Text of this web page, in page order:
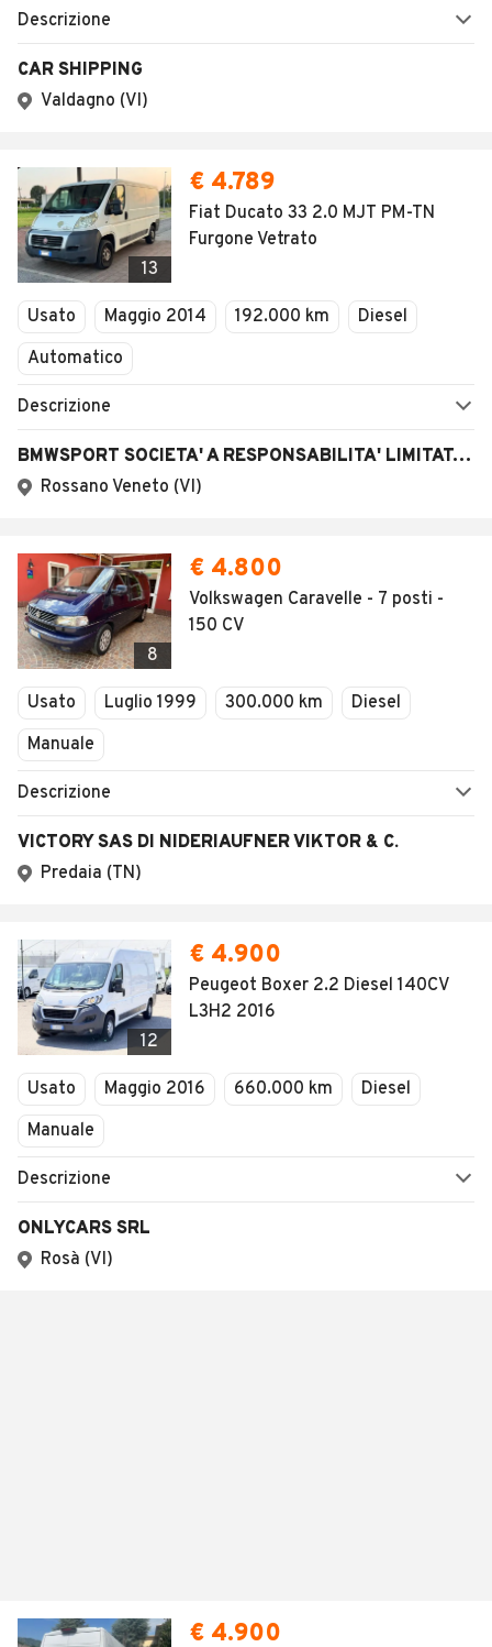
Descrizione
CAR SHIPPING
Valdagno (VI)
13
€ 4.789
Fiat Ducato 33 2.0 MJT PM-TN
Furgone Vetrato
Usato Maggio 2014 192.000 km
Diesel
Automatico
Descrizione
BMWSPORT SOCIETA' A RESPONSABILITA' LIMITATA SEMPLIFICATA
Rossano Veneto (VI)
8
€ 4.800
Volkswagen Caravelle - 7 posti -
150 CV
Usato Luglio 1999 300.000 km
Diesel
Manuale
Descrizione
VICTORY SAS DI NIDERIAUFNER VIKTOR & C.
Predaia (TN)
12
€ 4.900
Peugeot Boxer 2.2 Diesel 140CV
L3H2 2016
Usato Maggio 2016 660.000 km
Diesel
Manuale
Descrizione
ONLYCARS SRL
Rosà (VI)
€ 4.900